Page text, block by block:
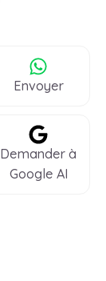
Envoyer
Demander à
Google AI